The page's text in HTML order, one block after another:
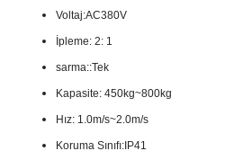
Voltaj:AC380V
İpleme: 2: 1
sarma::Tek
Kapasite: 450kg~800kg
Hız: 1.0m/s~2.0m/s
Koruma Sınıfı:IP41